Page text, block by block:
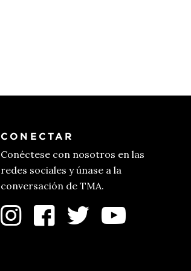
CONECTAR
Conéctese con nosotros en las
redes sociales y únase a la
conversación de TMA.